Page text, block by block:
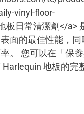
vinyl-floor-
板日常清潔劑</a>
面的最佳性能，同
。 您可以在「保
地板的完